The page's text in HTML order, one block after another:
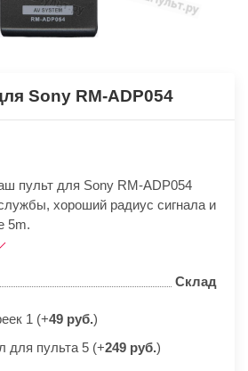
Sony RM-ADP054
пульт для Sony RM-ADP054
хороший радиус сигнала и
5m.
Склад
1 (+49 руб.)
для пульта 5 (+249 руб.)